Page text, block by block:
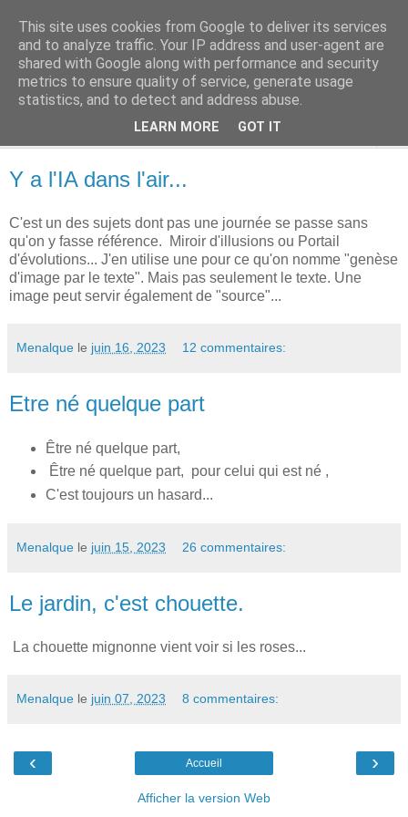
Terres des Confins
Y a l'IA dans l'air...
C'est un des sujets dont pas une journée se passe sans
qu'on y fasse référence. Miroir d'illusions ou Portail
d'évolutions... J'en utilise une pour ce qu'on nomme "genèse
d'image par le texte". Mais pas seulement le texte. Une
image peut servir également de "source"...
Menalque le juin 16, 2023 12 commentaires:
Etre né quelque part
Être né quelque part,
Être né quelque part, pour celui qui est né ,
C'est toujours un hasard...
Menalque le juin 15, 2023 26 commentaires:
Le jardin, c'est chouette.
La chouette mignonne vient voir si les roses...
Menalque le juin 07, 2023 8 commentaires:
‹ ›
Accueil
Afficher la version Web
This site uses cookies from Google to deliver its services
and to analyze traffic. Your IP address and user-agent are
shared with Google along with performance and security
metrics to ensure quality of service, generate usage
statistics, and to detect and address abuse.
LEARN MORE GOT IT